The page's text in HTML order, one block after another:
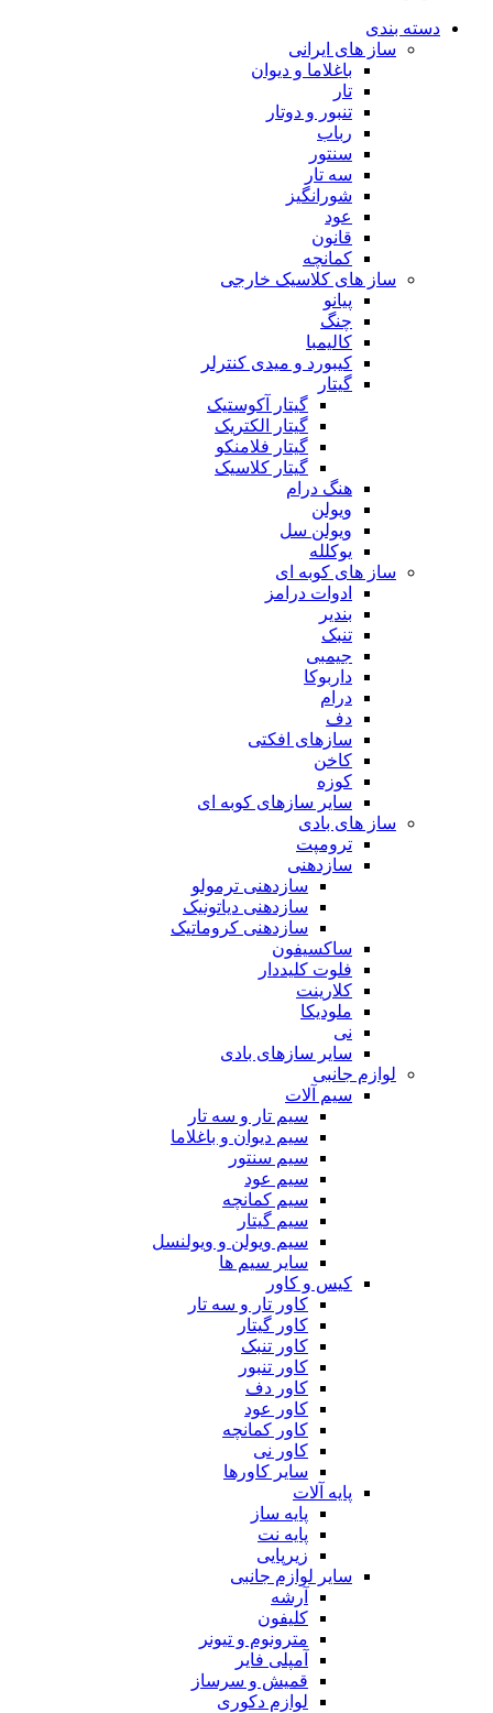
دسته بندی
ساز های ایرانی
باغلاما و دیوان
تار
تنبور و دوتار
رباب
سنتور
سه تار
شورانگیز
عود
قانون
کمانچه
ساز های کلاسیک خارجی
پیانو
چنگ
کالیمبا
کیبورد و میدی کنترلر
گیتار
گیتار آکوستیک
گیتار الکتریک
گیتار فلامنکو
گیتار کلاسیک
هنگ درام
ویولن
ویولن سل
یوکلله
ساز های کوبه ای
ادوات درامز
بندیر
تنبک
جیمبی
داربوکا
درام
دف
سازهای افکتی
کاخن
کوزه
سایر سازهای کوبه ای
ساز های بادی
ترومپت
سازدهنی
سازدهنی ترمولو
سازدهنی دیاتونیک
سازدهنی کروماتیک
ساکسیفون
فلوت کلیددار
کلارینت
ملودیکا
نی
سایر سازهای بادی
لوازم جانبی
سیم آلات
سیم تار و سه تار
سیم دیوان و باغلاما
سیم سنتور
سیم عود
سیم کمانچه
سیم گیتار
سیم ویولن و ویولنسل
سایر سیم ها
کیس و کاور
کاور تار و سه تار
کاور گیتار
کاور تنبک
کاور تنبور
کاور دف
کاور عود
کاور کمانچه
کاور نی
سایر کاورها
پایه آلات
پایه ساز
پایه نت
زیرپایی
سایر لوازم جانبی
آرشه
کلیفون
مترونوم و تیونر
آمپلی فایر
قمیش و سرساز
لوازم دکوری